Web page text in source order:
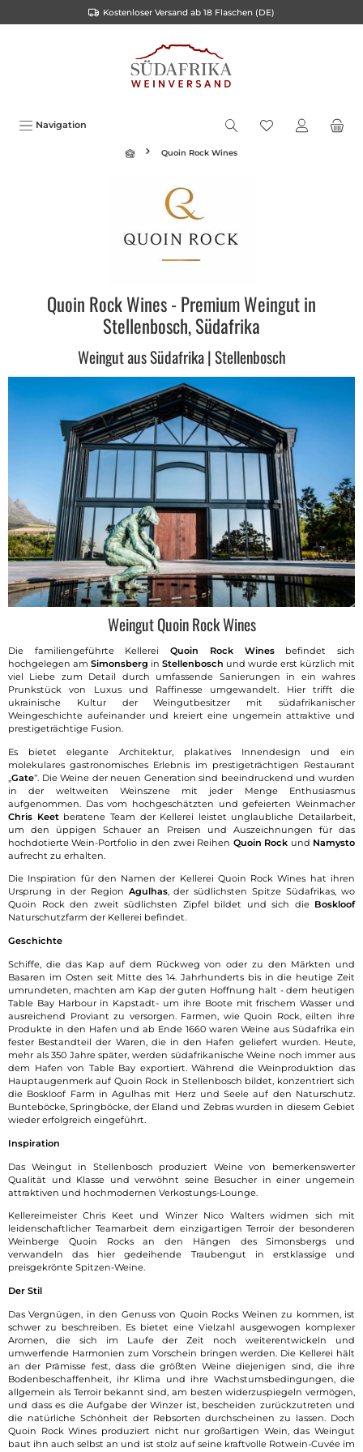
Kostenloser Versand ab 18 Flaschen (DE)
Navigation
Quoin Rock Wines
Quoin Rock Wines - Premium Weingut in
Stellenbosch, Südafrika
Weingut aus Südafrika | Stellenbosch
Weingut Quoin Rock Wines
Die familiengeführte KellereiQuoin Rock Winesbefindet sich
hochgelegen am Simonsberg in Stellenbosch und wurde erst kürzlich mit
viel Liebe zum Detail durch umfassende Sanierungen in ein wahres
Prunkstück von Luxus und Raffinesse umgewandelt. Hier trifft die
ukrainische Kultur der Weingutbesitzer mit südafrikanischer
Weingeschichte aufeinander und kreiert eine ungemein attraktive und
prestigeträchtige Fusion.
Es bietet elegante Architektur, plakatives Innendesign und ein
molekulares gastronomisches Erlebnis im prestigeträchtigen Restaurant
Gate“. Die Weine der neuen Generation sind beeindruckend und wurden
in der weltweiten Weinszene mit jeder Menge Enthusiasmus
aufgenommen. Das vom hochgeschätzten und gefeierten Weinmacher
Chris Keetberatene Team der Kellerei leistet unglaubliche Detailarbeit,
um den üppigen Schauer an Preisen und Auszeichnungen für das
hochdotierte Wein-Portfolio in den zwei Reihen Quoin Rock und Namysto
aufrecht zu erhalten.
Die Inspiration für den Namen der Kellerei Quoin Rock Wines hat ihren
Ursprung in der Region Agulhas, der südlichsten Spitze Südafrikas, wo
Quoin Rock den zweit südlichsten Zipfel bildet und sich die Boskloof
Naturschutzfarm der Kellerei befindet.
Geschichte
Schiffe, die das Kap auf dem Rückweg von oder zu den Märkten und
Basaren im Osten seit Mitte des 14. Jahrhunderts bis in die heutige Zeit
umrundeten, machten am Kap der guten Hoffnung halt - dem heutigen
Table Bay Harbour in Kapstadt- um ihre Boote mit frischem Wasser und
ausreichend Proviant zu versorgen. Farmen, wie Quoin Rock, eilten ihre
Produkte in den Hafen und ab Ende 1660 waren Weine aus Südafrika ein
fester Bestandteil der Waren, die in den Hafen geliefert wurden. Heute,
mehr als 350 Jahre später, werden südafrikanische Weine noch immer aus
dem Hafen von Table Bay exportiert. Während die Weinproduktion das
Hauptaugenmerk auf Quoin Rock in Stellenbosch bildet, konzentriert sich
die Boskloof Farm in Agulhas mit Herz und Seele auf den Naturschutz.
Bunteböcke, Springböcke, der Eland und Zebras wurden in diesem Gebiet
wieder erfolgreich eingeführt.
Inspiration
Das Weingut in Stellenbosch produziert Weine von bemerkenswerter
Qualität und Klasse und verwöhnt seine Besucher in einer ungemein
attraktiven und hochmodernen Verkostungs-Lounge.
Kellereimeister Chris Keet und Winzer Nico Walters widmen sich mit
leidenschaftlicher Teamarbeit dem einzigartigen Terroir der besonderen
Weinberge Quoin Rocks an den Hängen des Simonsbergs und
verwandeln das hier gedeihende Traubengut in erstklassige und
preisgekrönte Spitzen-Weine.
Der Stil
Das Vergnügen, in den Genuss von Quoin Rocks Weinen zu kommen, ist
schwer zu beschreiben. Es bietet eine Vielzahl ausgewogen komplexer
Aromen, die sich im Laufe der Zeit noch weiterentwickeln und
umwerfende Harmonien zum Vorschein bringen werden. Die Kellerei hält
an der Prämisse fest, dass die größten Weine diejenigen sind, die ihre
Bodenbeschaffenheit, ihr Klima und ihre Wachstumsbedingungen, die
allgemein als Terroir bekannt sind, am besten widerzuspiegeln vermögen,
und dass es die Aufgabe der Winzer ist, bescheiden zurückzutreten und
die natürliche Schönheit der Rebsorten durchscheinen zu lassen. Doch
Quoin Rock Wines produziert nicht nur großartigen Wein, das Weingut
baut ihn auch selbst an und ist stolz auf seine kraftvolle Rotwein-Cuvée im